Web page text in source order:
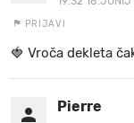
PRIJAVI
🍓 V r o č a d e k l e t a
Pierre